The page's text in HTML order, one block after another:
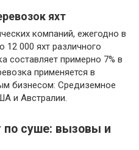
яхт
компаний, ежегодно в
12 000 яхт различного
составляет примерно 7% в
применяется в
бизнесом: Средиземное
и Австралии.
по суше: вызовы и